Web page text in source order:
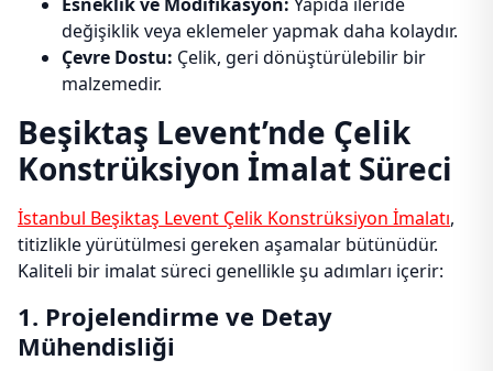
değişiklik veya eklemeler yapmak daha kolaydır.
Çevre Dostu: Çelik, geri dönüştürülebilir bir
malzemedir.
Beşiktaş Levent’nde Çelik
Konstrüksiyon İmalat Süreci
İstanbul Beşiktaş Levent Çelik Konstrüksiyon İmalatı,
titizlikle yürütülmesi gereken aşamalar bütünüdür.
Kaliteli bir imalat süreci genellikle şu adımları içerir:
1. Projelendirme ve Detay
Mühendisliği